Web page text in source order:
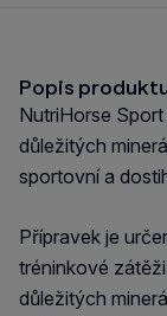
Popis
NutriHorse
důležitých
sportovní a
Přípravek je
tréninkové
důležitých